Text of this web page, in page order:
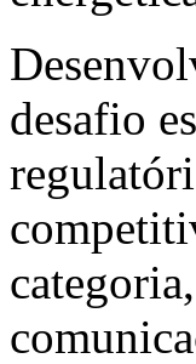
desafio